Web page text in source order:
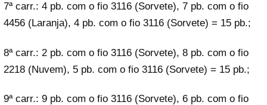
7ª carr.: 4 pb. com o fio 3116 (Sorvete), 7 pb. com o fio
4456 (Laranja), 4 pb. com o fio 3116 (Sorvete) = 15 pb.;
8ª carr.: 2 pb. com o fio 3116 (Sorvete), 8 pb. com o fio
2218 (Nuvem), 5 pb. com o fio 3116 (Sorvete) = 15 pb.;
9ª carr.: 9 pb. com o fio 3116 (Sorvete), 6 pb. com o fio